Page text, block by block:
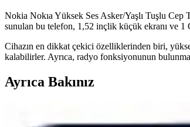
Nokia Nokıa Yüksek Ses Asker/Yaşlı Tuşlu Cep
sunulan bu telefon, 1,52 inçlik küçük ekranı ve 1
Cihazın en dikkat çekici özelliklerinden biri,
kalabilirler. Ayrıca, radyo fonksiyonunun
Ayrıca Bakınız
Nokia 6310 2021 Model Sarı Renkli